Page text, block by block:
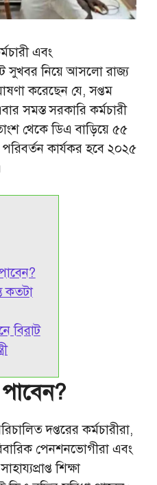
এবং
সুখবর নিয়ে আসলো রাজ্য
করেছেন যে, সপ্তম
সমস্ত সরকারি কর্মচারী
থেকে ডিএ বাড়িয়ে ৫৫
কার্যকর হবে ২০২৫
কতটা
বিরাট
দপ্তরের কর্মচারীরা,
পেনশনভোগীরা এবং
শিক্ষা